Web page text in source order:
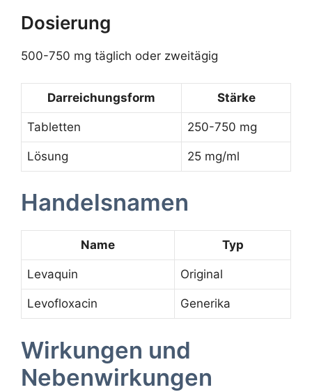
Dosierung
500-750 mg täglich oder zweitägig
Darreichungsform Stärke
Tabletten 250-750 mg
Lösung 25 mg/ml
Handelsnamen
Name Typ
Levaquin Original
Levofloxacin Generika
Wirkungen und
Nebenwirkungen